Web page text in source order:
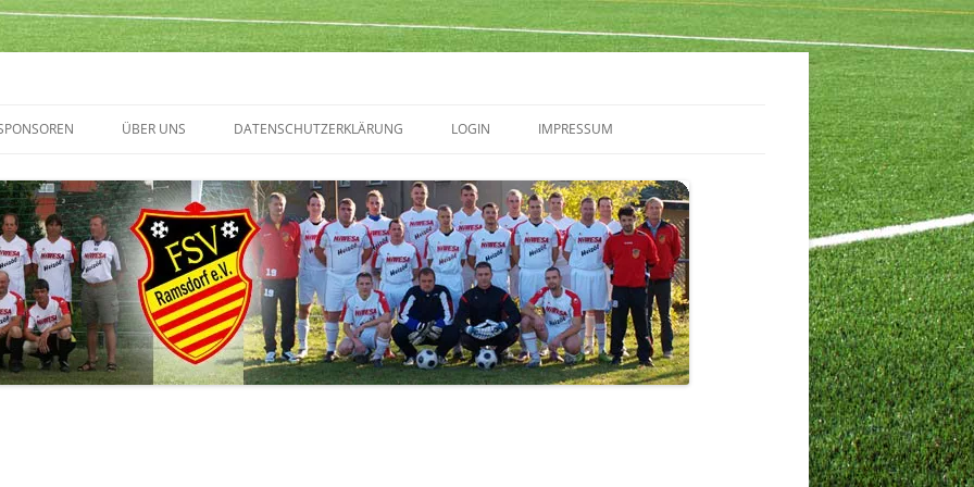
ÜBER UNS DATENSCHUTZERKLÄRUNG LOGIN IMPRESSUM